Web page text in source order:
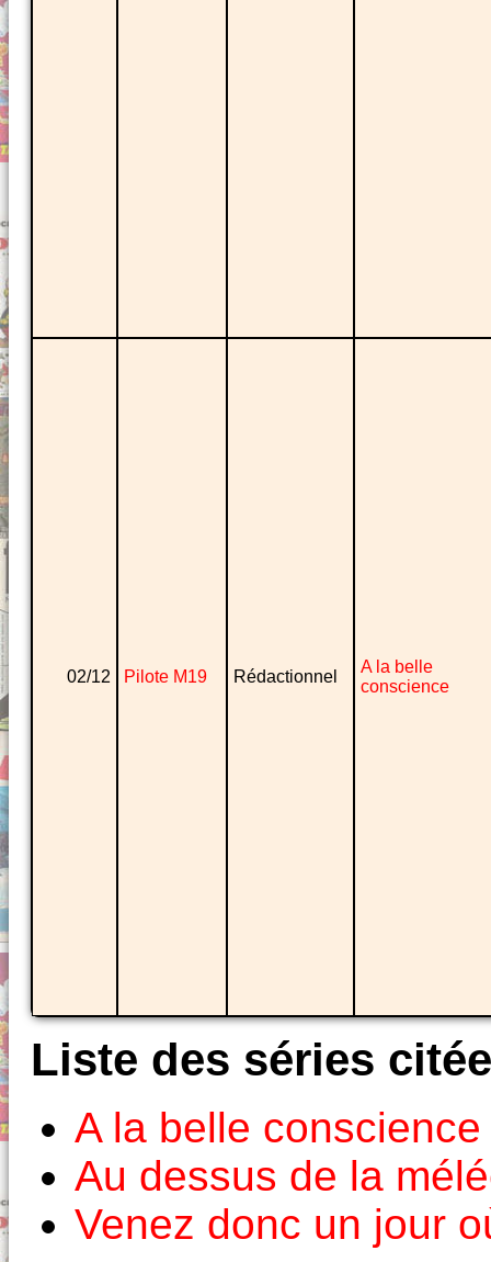
02/12 Pilote M19 Rédactionnel
A la belle
conscience
Liste des séries
A la belle conscience
Au dessus de la
Venez donc un jour